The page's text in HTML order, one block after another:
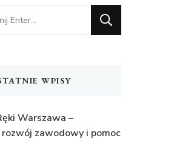
WPISY
Warszawa –
zawodowy i pomoc